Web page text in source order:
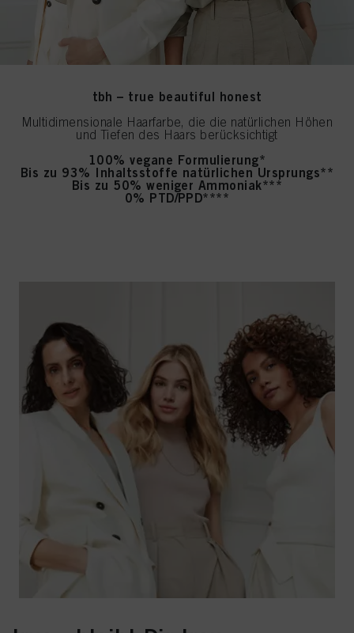
tbh – true beautiful honest
Multidimensionale Haarfarbe, die die natürlichen Höhen
und Tiefen des Haars berücksichtigt
100% vegane Formulierung*
Bis zu 93% Inhaltsstoffe natürlichen Ursprungs**
Bis zu 50% weniger Ammoniak***
0% PTD/PPD****